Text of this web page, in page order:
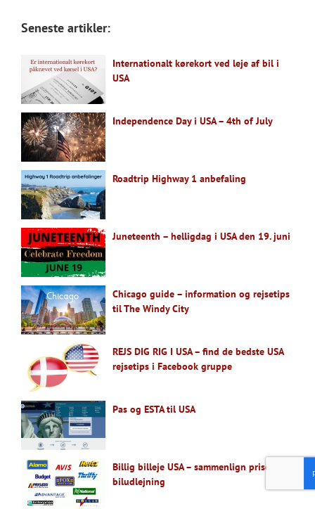
Seneste artikler:
Internationalt kørekort ved leje af bil i
USA
Independence Day i USA – 4th of July
Roadtrip Highway 1 anbefaling
Juneteenth – helligdag i USA den 19. juni
Chicago guide – information og rejsetips
til The Windy City
REJS DIG RIG I USA – find de bedste USA
rejsetips i Facebook gruppe
Pas og ESTA til USA
Billig billeje USA – sammenlign priser på
biludlejning